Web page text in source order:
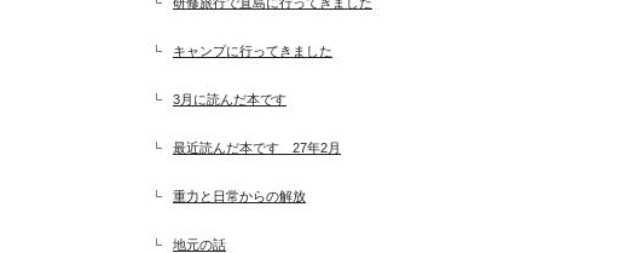
キャンプに行ってきました
3月に読んだ本です
最近読んだ本です 27年2月
重力と日常からの解放
地元の話